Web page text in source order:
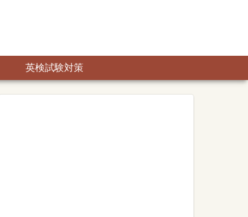
英検試験対策